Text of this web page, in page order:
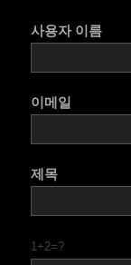
사용자 이름
이메일
제목
1+2=?